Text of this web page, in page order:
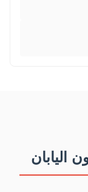
اليابان